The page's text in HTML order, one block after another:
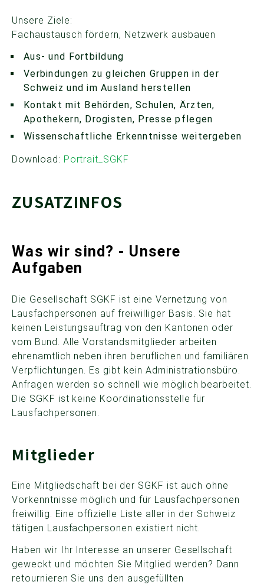
Unsere Ziele:
Fachaustausch fördern, Netzwerk ausbauen
Aus- und Fortbildung
Verbindungen zu gleichen Gruppen in der
Schweiz und im Ausland herstellen
Kontakt mit Behörden, Schulen, Ärzten,
Apothekern, Drogisten, Presse pflegen
Wissenschaftliche Erkenntnisse weitergeben
Download: Portrait_SGKF
ZUSATZINFOS
Was wir sind? - Unsere
Aufgaben
Die Gesellschaft SGKF ist eine Vernetzung von
Lausfachpersonen auf freiwilliger Basis. Sie hat
keinen Leistungsauftrag von den Kantonen oder
vom Bund. Alle Vorstandsmitglieder arbeiten
ehrenamtlich neben ihren beruflichen und familiären
Verpflichtungen. Es gibt kein Administrationsbüro.
Anfragen werden so schnell wie möglich bearbeitet.
Die SGKF ist keine Koordinationsstelle für
Lausfachpersonen.
Mitglieder
Eine Mitgliedschaft bei der SGKF ist auch ohne
Vorkenntnisse möglich und für Lausfachpersonen
freiwillig. Eine offizielle Liste aller in der Schweiz
tätigen Lausfachpersonen existiert nicht.
Haben wir Ihr Interesse an unserer Gesellschaft
geweckt und möchten Sie Mitglied werden? Dann
retournieren Sie uns den ausgefüllten